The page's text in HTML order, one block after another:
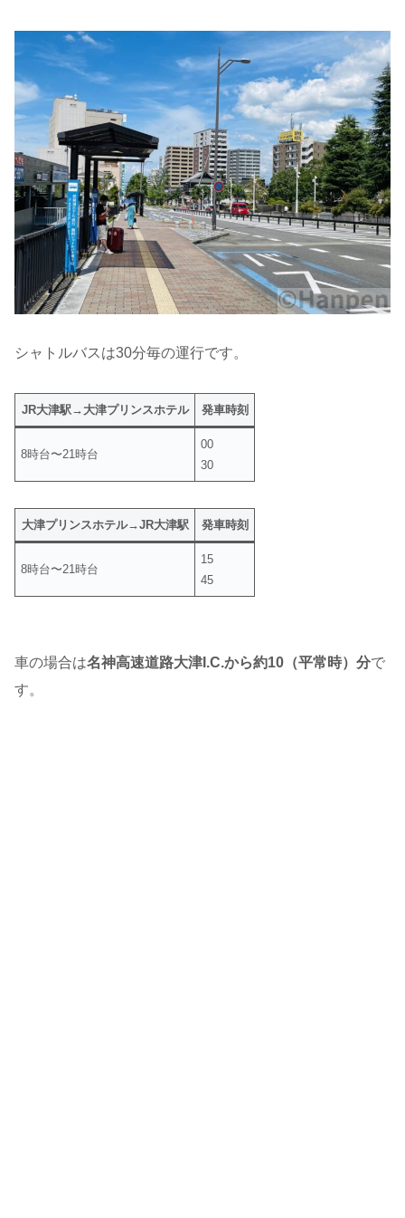
シャトルバスは30分毎の運行です。
JR大津駅→大津プリンスホテル 発車時刻
8時台〜21時台
00
30
大津プリンスホテル→JR大津駅 発車時刻
8時台〜21時台
15
45
車の場合は名神高速道路大津I.C.から約10（平常時）分で
す。